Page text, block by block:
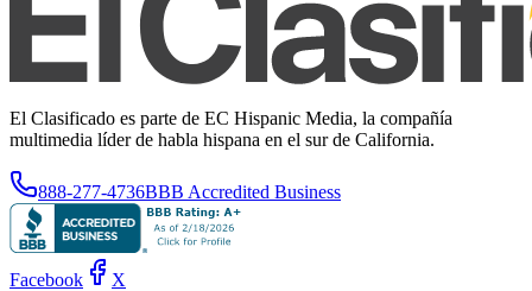
El Clasificado es parte de EC Hispanic Media, la compañía
multimedia líder de habla hispana en el sur de California.
888-277-4736BBB Accredited Business
Facebook X